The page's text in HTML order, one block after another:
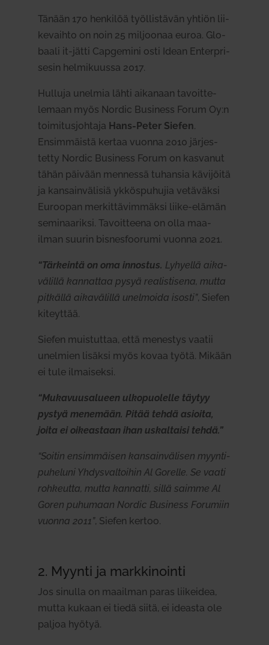
Tänään 170 hen­kilöä työl­lis­tävän yhtiön lii­
ke­vaihto on noin 25 mil­joonaa euroa. Glo­
baali it-jätti Cap­gemini osti Idean Enterpri­
sesin hel­mi­kuussa 2017.
Hulluja unelmia lähti aikanaan tavoit­te­
lemaan myös Nordic Business Forum Oy:n
toi­mi­tus­johtaja Hans-Peter Siefen.
Ensim­mäistä kertaa vuonna 2010 jär­jes­
tetty Nordic Business Forum on kas­vanut
tähän päivään men­nessä tuhansia kävi­jöitä
ja kan­sain­vä­lisiä ykkös­pu­hujia vetä­väksi
Euroopan mer­kit­tä­vim­mäksi liike-elämän
semi­naa­riksi. Tavoit­teena on olla maa­
ilman suurin bis­nes­foorumi vuonna 2021.
“Tär­keintä on oma innostus. Lyhyellä aika­
vä­lillä kan­nattaa pysyä rea­lis­tisena, mutta
pit­källä aika­vä­lillä unel­moida isosti”, Siefen
kiteyttää.
Siefen muis­tuttaa, että menestys vaatii
unelmien lisäksi myös kovaa työtä. Mikään
ei tule ilmai­seksi.
“Muka­vuusa­lueen ulko­puo­lelle täytyy
pystyä menemään. Pitää tehdä asioita,
joita ei oikeastaan ihan uskal­taisi tehdä.”
“Soitin ensim­mäisen kan­sain­vä­lisen myyn­ti­
pu­heluni Yhdys­val­toihin Al Gorelle. Se vaati
roh­keutta, mutta kan­natti, sillä saimme Al
Goren puhumaan Nordic Business Forumiin
vuonna 2011”, Siefen kertoo.
2. Myynti ja mark­ki­nointi
Jos sinulla on maa­ilman paras lii­keidea,
mutta kukaan ei tiedä siitä, ei ideasta ole
paljoa hyötyä.